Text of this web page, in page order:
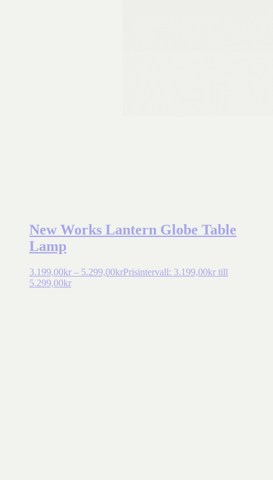
New Works Lantern Globe Table
Lamp
3.199,00kr – 5.299,00krPrisintervall: 3.199,00kr till
5.299,00kr